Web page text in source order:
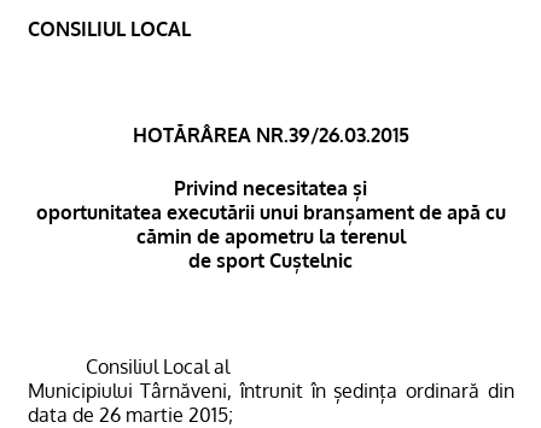
CONSILIUL LOCAL
HOTĂRÂREA NR.39/26.03.2015
Privind necesitatea și
oportunitatea executării unui branșament de apă cu
cămin de apometru la terenul
de sport Cuștelnic
Consiliul Local al
Municipiului Târnăveni, întrunit în ședința ordinară din
data de 26 martie 2015;